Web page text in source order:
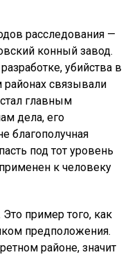
расследования —
конный завод.
убийства в
связывали
главным
дела, его
благополучная
под тот уровень
к человеку
пример того, как
предположения.
районе, значит